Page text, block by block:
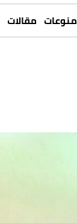
منوعات مقالات